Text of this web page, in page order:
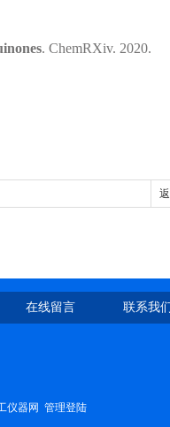
. ChemRXiv. 2020.
在线留言 联系我们
仪器网 管理登陆